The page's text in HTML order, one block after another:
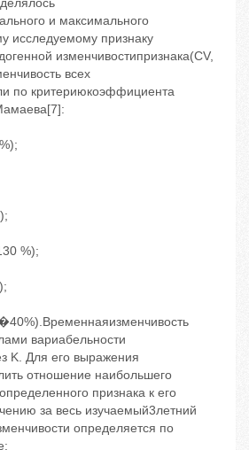
и максимального
исследуемому признаку
изменчивостипризнака(CV,
всех
по критериюкоэффициента
%);
вариабельности
K. Для его выражения
отношение наибольшего
признака к его
за весь изучаемый3летний
определяется по